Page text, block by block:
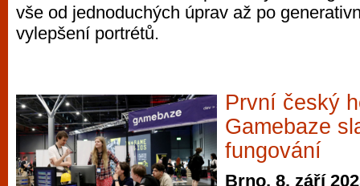
vše od jednoduchých úprav až po
vylepšení portrétů.
První český
Gamebaze
fungování
Brno, 8. září